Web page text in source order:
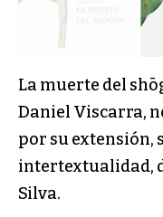
La muerte del
Daniel Viscarra,
por su extensión,
intertextualidad,
Silva.